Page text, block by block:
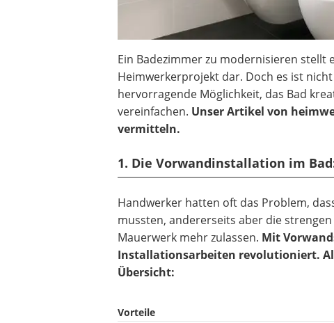
Ein Badezimmer zu modernisieren stellt
Heimwerkerprojekt dar. Doch es ist
hervorragende Möglichkeit, das Bad
vereinfachen. Unser Artikel von
vermitteln.
1. Die Vorwandinstallation im
Handwerker hatten oft das Problem,
mussten, andererseits aber die
Mauerwerk mehr zulassen. Mit
Installationsarbeiten revolutioniert.
Übersicht:
Vorteile